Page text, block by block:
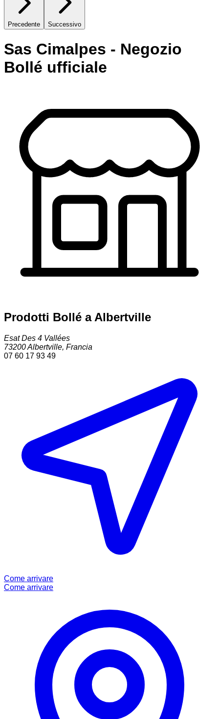
Precedente Successivo
Sas Cimalpes - Negozio
Bollé ufficiale
Prodotti Bollé a Albertville
Esat Des 4 Vallées
73200Albertville, Francia
07 60 17 93 49
Come arrivare
Come arrivare